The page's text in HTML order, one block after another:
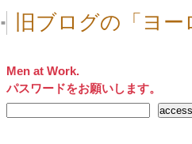
■ 旧ブログの「ヨ
Men at Work.
パスワードをお願いします。